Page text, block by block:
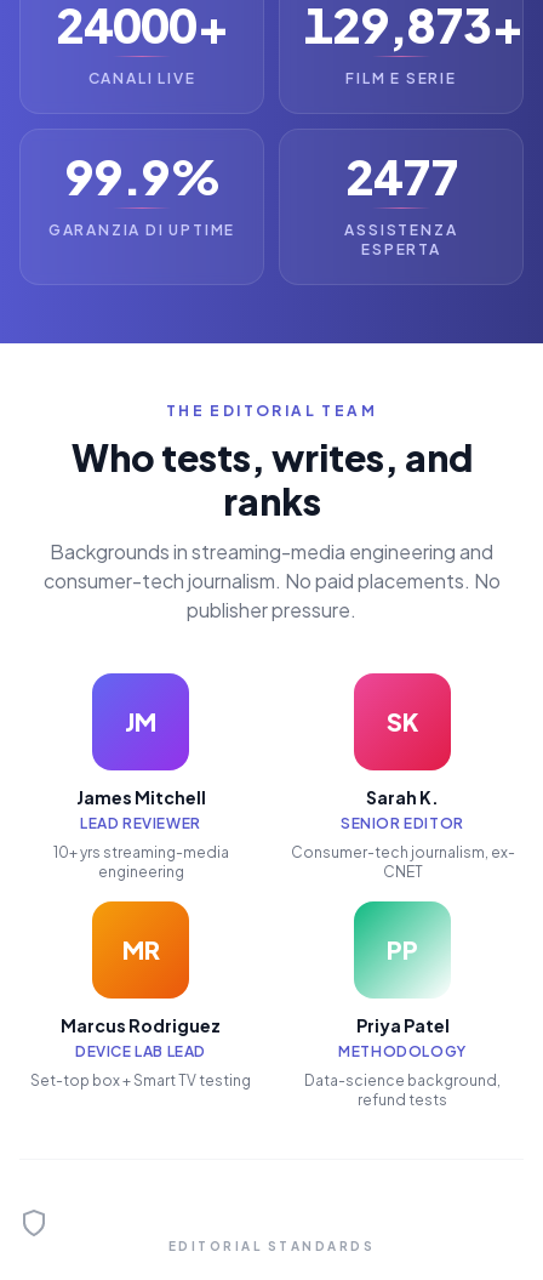
24000+
CANALI LIVE
129,873+
FILM E SERIE
99.9%
GARANZIA DI UPTIME
2477
ASSISTENZA
ESPERTA
THE EDITORIAL TEAM
Who tests, writes, and
ranks
Backgrounds in streaming-media engineering and
consumer-tech journalism. No paid placements. No
publisher pressure.
JM
James Mitchell
LEAD REVIEWER
10+ yrs streaming-media
engineering
SK
Sarah K.
SENIOR EDITOR
Consumer-tech journalism, ex-
CNET
MR
Marcus Rodriguez
DEVICE LAB LEAD
Set-top box + Smart TV testing
PP
Priya Patel
METHODOLOGY
Data-science background,
refund tests
EDITORIAL STANDARDS